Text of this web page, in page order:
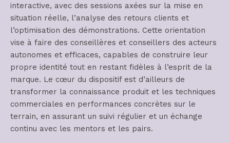
interactive, avec des sessions axées sur la mise en
situation réelle, l’analyse des retours clients et
l’optimisation des démonstrations. Cette orientation
vise à faire des conseillères et conseillers des acteurs
autonomes et efficaces, capables de construire leur
propre identité tout en restant fidèles à l’esprit de la
marque. Le cœur du dispositif est d’ailleurs de
transformer la connaissance produit et les techniques
commerciales en performances concrètes sur le
terrain, en assurant un suivi régulier et un échange
continu avec les mentors et les pairs.